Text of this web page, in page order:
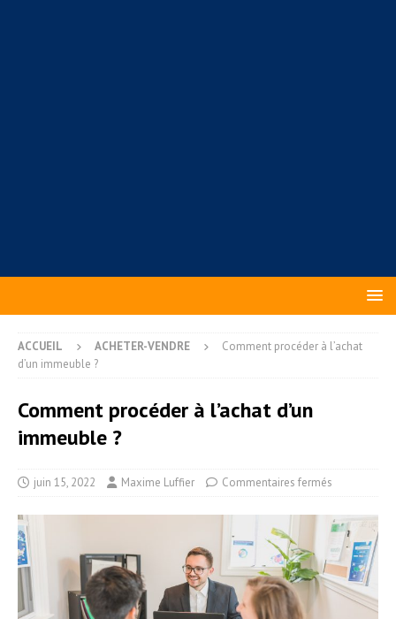
ACCUEIL ACHETER-VENDRE
Comment procéder à l’achat
d’un immeuble ?
Comment procéder à l’achat d’un
immeuble ?
juin 15, 2022 Maxime Luffier Commentaires fermés